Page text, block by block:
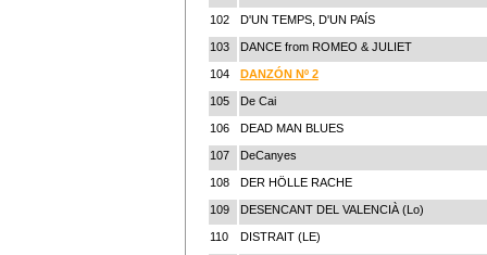
102 D'UN TEMPS, D'UN PAÍS
103 DANCE from ROMEO & JULIET
104 DANZÓN Nº 2
105 De Cai
106 DEAD MAN BLUES
107 DeCanyes
108 DER HÖLLE RACHE
109 DESENCANT DEL VALENCIÀ (Lo)
110 DISTRAIT (LE)